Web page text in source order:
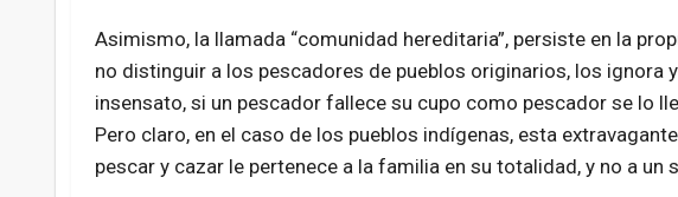
Asimismo, la llamada “comunidad hereditaria”, persiste en la
no distinguir a los pescadores de pueblos originarios, los ignora
insensato, si un pescador fallece su cupo como pescador se lo
Pero claro, en el caso de los pueblos indígenas, esta
pescar y cazar le pertenece a la familia en su totalidad, y no a un